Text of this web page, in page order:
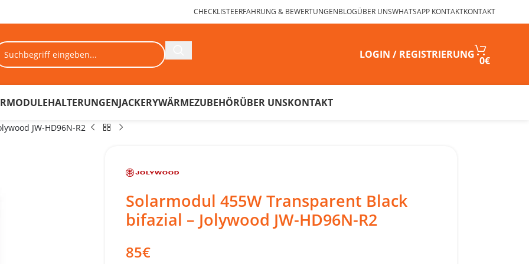
CHECKLISTEERFAHRUNG & BEWERTUNGENBLOGÜBER UNSWHATSAPP KONTAKTKONTAKT
LOGIN / REGISTRIERUNG 0€
HALTERUNGENJACKERYWÄRMEZUBEHÖRÜBER UNSKONTAKT
JW-HD96N-R2
Solarmodul 455W Transparent Black
bifazial – Jolywood JW-HD96N-R2
85€